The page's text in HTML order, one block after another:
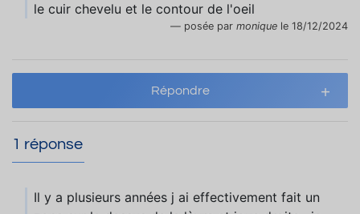
le cuir chevelu et le contour de l'oeil
posée par monique le 18/12/2024
Répondre
1 réponse
Il y a plusieurs années j ai effectivement fait un